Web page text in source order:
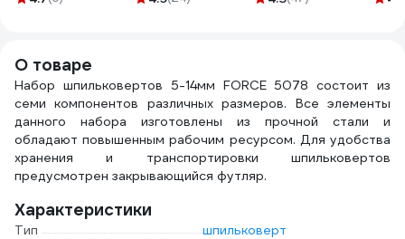
О товаре
Набор шпильковертов 5-14мм FORCE 5078 состоит из
семи компонентов различных размеров. Все элементы
данного набора изготовлены из прочной стали и
обладают повышенным рабочим ресурсом. Для удобства
хранения и транспортировки шпильковертов
предусмотрен закрывающийся футляр.
Характеристики
Тип
шпильковерт